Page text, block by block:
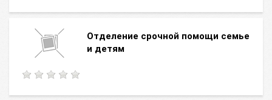
Отделение срочной помощи семье
и детям